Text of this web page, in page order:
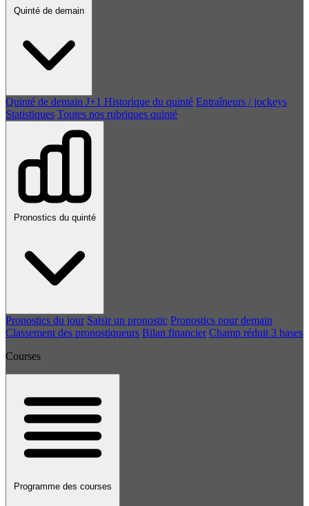
Quinté de demain
Quinté de demain J+1 Historique du quinté Entraîneurs / jockeys
Statistiques Toutes nos rubriques quinté
Pronostics du quinté
Pronostics du jour Saisir un pronostic Pronostics pour demain
Classement des pronostiqueurs Bilan financier Champ réduit 3 bases
Courses
Programme des courses